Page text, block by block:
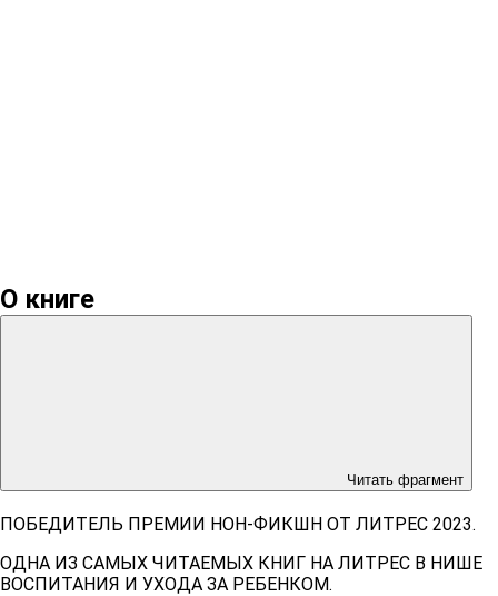
О книге
Читать фрагмент
ПОБЕДИТЕЛЬ ПРЕМИИ НОН-ФИКШН ОТ ЛИТРЕС 2023.
ОДНА ИЗ САМЫХ ЧИТАЕМЫХ КНИГ НА ЛИТРЕС В НИШЕ
ВОСПИТАНИЯ И УХОДА ЗА РЕБЕНКОМ.